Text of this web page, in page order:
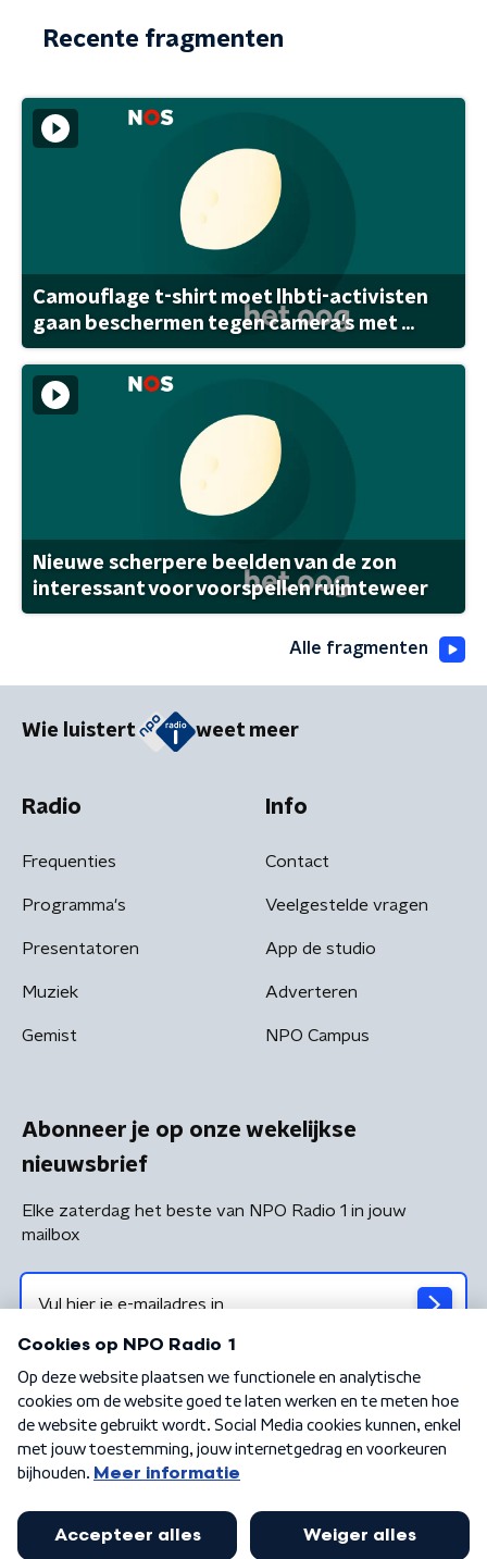
Recente fragmenten
Camouflage t-shirt moet lhbti-activisten
gaan beschermen tegen camera's met ...
Nieuwe scherpere beelden van de zon
interessant voor voorspellen ruimteweer
Alle fragmenten
Wie luistert weet meer
Radio
Frequenties
Programma's
Presentatoren
Muziek
Gemist
Info
Contact
Veelgestelde vragen
App de studio
Adverteren
NPO Campus
Abonneer je op onze wekelijkse
nieuwsbrief
Elke zaterdag het beste van NPO Radio 1 in jouw
mailbox
Algemene voorwaarden